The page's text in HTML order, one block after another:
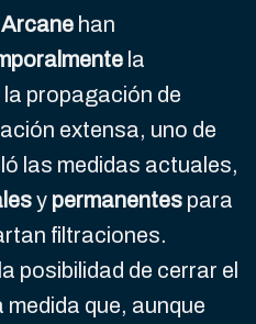
Arcane han
la
propagación de
extensa, uno de
las medidas actuales,
y permanentes para
filtraciones.
posibilidad de cerrar el
que, aunque